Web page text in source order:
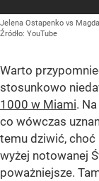
Jelena Ostapenko vs
Źródło: YouTube
Warto
stosunkowo
1000 w Miami.
co wówczas
temu dziwić,
wyżej notowanej
poważniejsze.